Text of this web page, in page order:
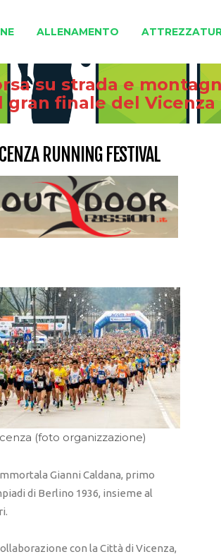
ALLENAMENTO
su strada e
gran finale del
RUNNING FESTIVAL
(foto organizzazione)
Gianni Caldana, primo
di Berlino 1936, insieme al
con la Città di Vicenza,